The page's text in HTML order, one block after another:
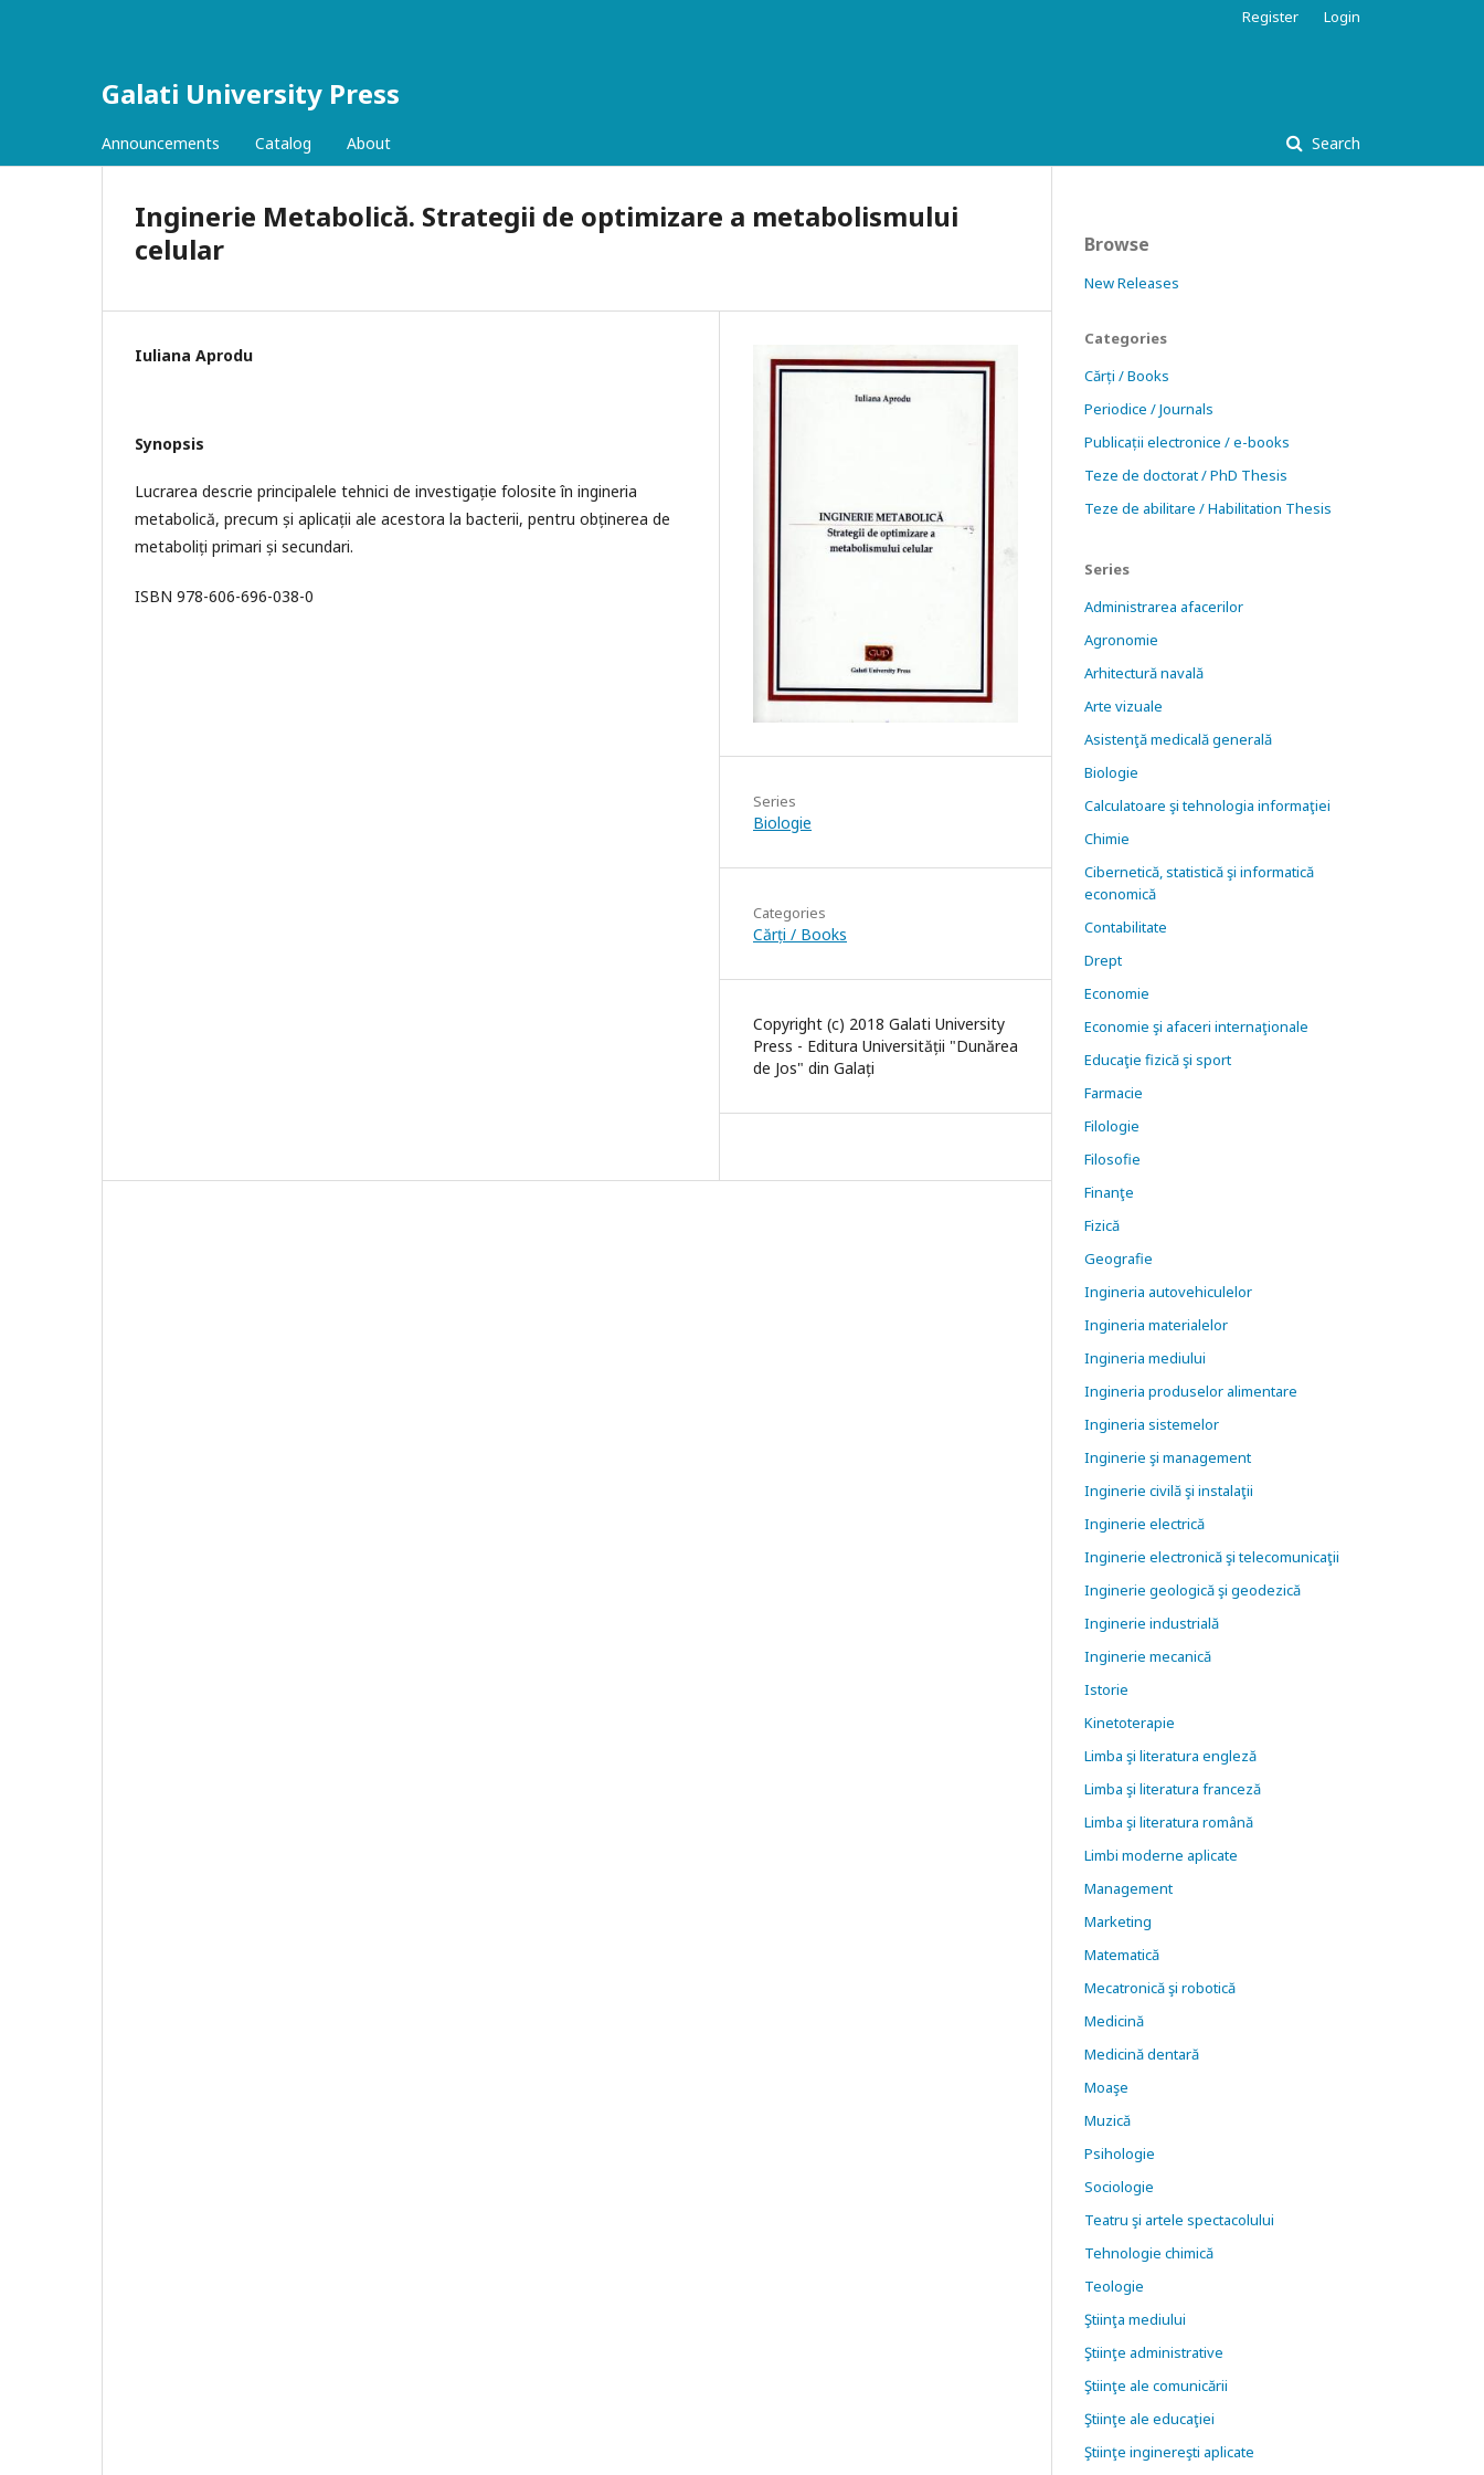
Galati University Press
Announcements Catalog About Search
Register Login
Inginerie Metabolică. Strategii de optimizare a metabolismului
celular
Iuliana Aprodu
Synopsis
Lucrarea descrie principalele tehnici de investigație folosite în ingineria
metabolică, precum și aplicații ale acestora la bacterii, pentru obținerea de
metaboliți primari și secundari.
ISBN 978-606-696-038-0
Series
Biologie
Categories
Cărți / Books
Copyright (c) 2018 Galati University
Press - Editura Universității "Dunărea
de Jos" din Galați
Browse
New Releases
Categories
Cărți / Books
Periodice / Journals
Publicații electronice / e-books
Teze de doctorat / PhD Thesis
Teze de abilitare / Habilitation Thesis
Series
Administrarea afacerilor
Agronomie
Arhitectură navală
Arte vizuale
Asistenţă medicală generală
Biologie
Calculatoare şi tehnologia informaţiei
Chimie
Cibernetică, statistică şi informatică
economică
Contabilitate
Drept
Economie
Economie şi afaceri internaţionale
Educaţie fizică şi sport
Farmacie
Filologie
Filosofie
Finanţe
Fizică
Geografie
Ingineria autovehiculelor
Ingineria materialelor
Ingineria mediului
Ingineria produselor alimentare
Ingineria sistemelor
Inginerie şi management
Inginerie civilă şi instalaţii
Inginerie electrică
Inginerie electronică şi telecomunicaţii
Inginerie geologică şi geodezică
Inginerie industrială
Inginerie mecanică
Istorie
Kinetoterapie
Limba şi literatura engleză
Limba şi literatura franceză
Limba şi literatura română
Limbi moderne aplicate
Management
Marketing
Matematică
Mecatronică şi robotică
Medicină
Medicină dentară
Moaşe
Muzică
Psihologie
Sociologie
Teatru şi artele spectacolului
Tehnologie chimică
Teologie
Ştiinţa mediului
Ştiinţe administrative
Ştiinţe ale comunicării
Ştiinţe ale educaţiei
Ştiinţe inginereşti aplicate